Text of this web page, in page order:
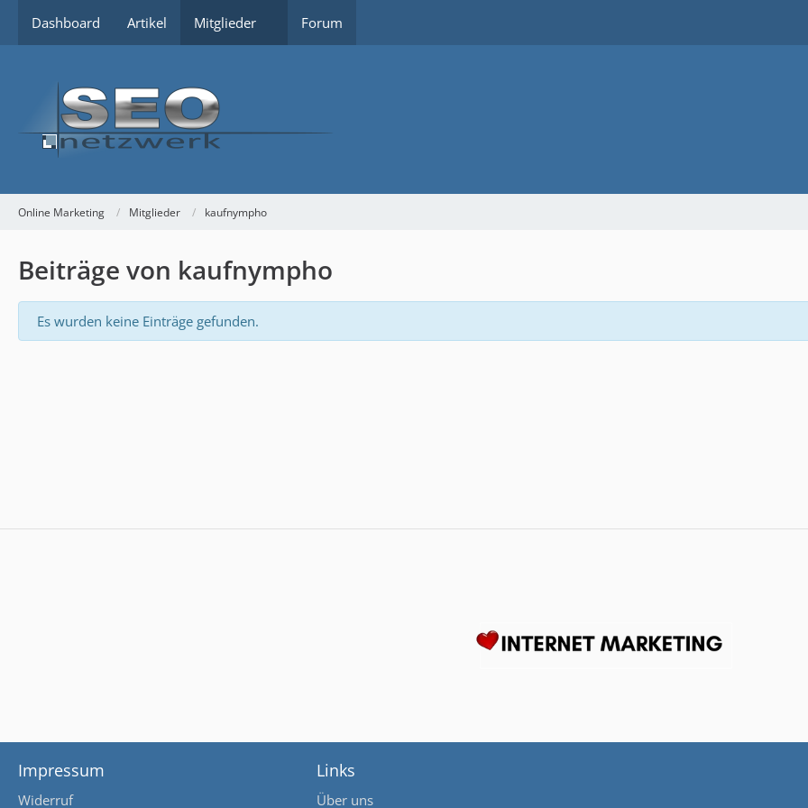
Dashboard Artikel Mitglieder Forum
Online Marketing Mitglieder kaufnympho
Beiträge von kaufnympho
Es wurden keine Einträge gefunden.
Impressum
Widerruf
Links
Über uns